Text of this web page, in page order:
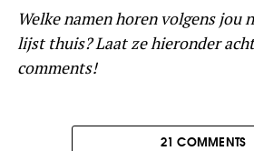
Welke namen horen volgens jou
lijst thuis? Laat ze hieronder
comments!
21 COMMENTS